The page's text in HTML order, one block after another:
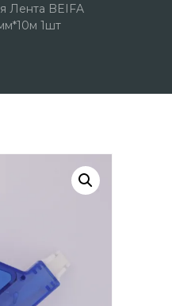
Лента BEIFA
1шт